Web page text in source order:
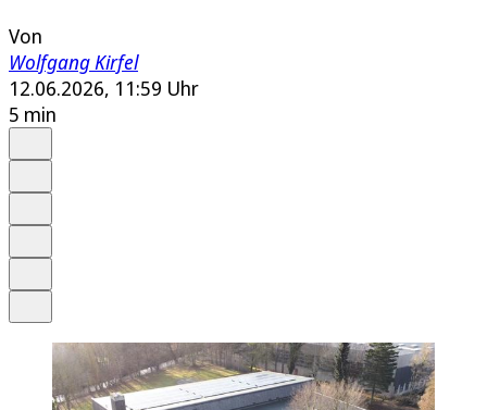
Von
Wolfgang Kirfel
12.06.2026, 11:59 Uhr
5 min